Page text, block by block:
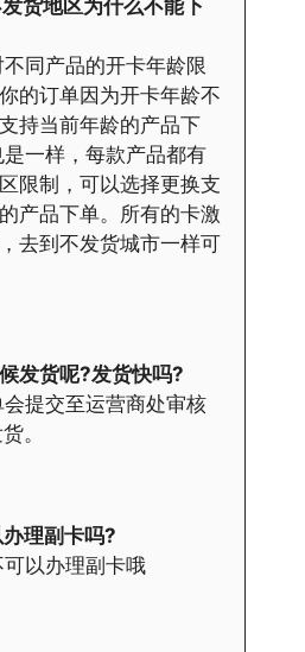
货地区为什么不能下
同产品的开卡年龄限
的订单因为开卡年龄不
持当前年龄的产品下
一样，每款产品都有
限制，可以选择更换支
产品下单。所有的卡激
去到不发货城市一样可
发货呢?发货快吗?
提交至运营商处审核
。
理副卡吗?
以办理副卡哦